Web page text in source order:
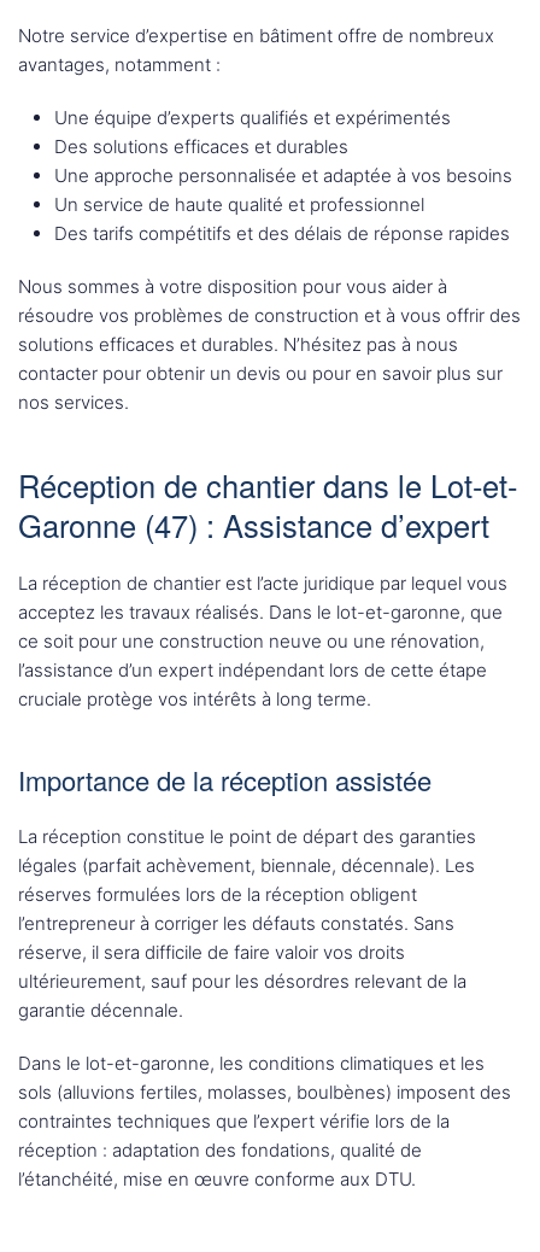
Notre service d’expertise en bâtiment offre de nombreux
avantages, notamment :
Une équipe d’experts qualifiés et expérimentés
Des solutions efficaces et durables
Une approche personnalisée et adaptée à vos besoins
Un service de haute qualité et professionnel
Des tarifs compétitifs et des délais de réponse rapides
Nous sommes à votre disposition pour vous aider à
résoudre vos problèmes de construction et à vous offrir des
solutions efficaces et durables. N’hésitez pas à nous
contacter pour obtenir un devis ou pour en savoir plus sur
nos services.
Réception de chantier dans le Lot-et-
Garonne (47) : Assistance d’expert
La réception de chantier est l’acte juridique par lequel vous
acceptez les travaux réalisés. Dans le lot-et-garonne, que
ce soit pour une construction neuve ou une rénovation,
l’assistance d’un expert indépendant lors de cette étape
cruciale protège vos intérêts à long terme.
Importance de la réception assistée
La réception constitue le point de départ des garanties
légales (parfait achèvement, biennale, décennale). Les
réserves formulées lors de la réception obligent
l’entrepreneur à corriger les défauts constatés. Sans
réserve, il sera difficile de faire valoir vos droits
ultérieurement, sauf pour les désordres relevant de la
garantie décennale.
Dans le lot-et-garonne, les conditions climatiques et les
sols (alluvions fertiles, molasses, boulbènes) imposent des
contraintes techniques que l’expert vérifie lors de la
réception : adaptation des fondations, qualité de
l’étanchéité, mise en œuvre conforme aux DTU.